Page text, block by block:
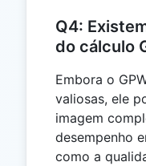
Q4:
do cálculo
Embora o
valiosas, ele
imagem
desempenho
como a